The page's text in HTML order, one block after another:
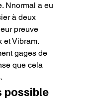
Nnormal a eu
à deux
preuve
et Vibram.
gages de
que cela
possible